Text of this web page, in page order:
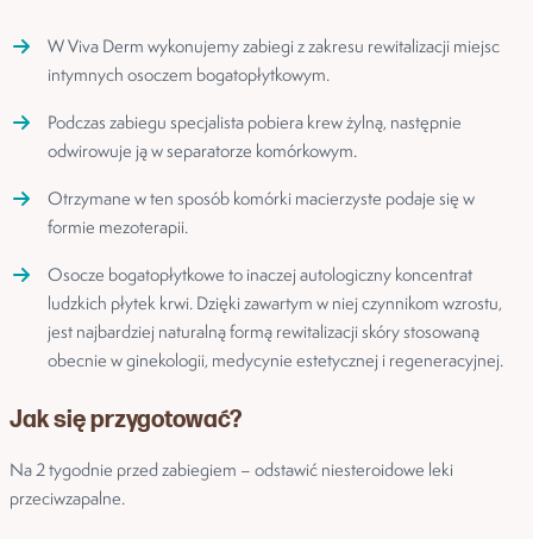
W Viva Derm wykonujemy zabiegi z zakresu rewitalizacji miejsc
intymnych osoczem bogatopłytkowym.
Podczas zabiegu specjalista pobiera krew żylną, następnie
odwirowuje ją w separatorze komórkowym.
Otrzymane w ten sposób komórki macierzyste podaje się w
formie mezoterapii.
Osocze bogatopłytkowe to inaczej autologiczny koncentrat
ludzkich płytek krwi. Dzięki zawartym w niej czynnikom wzrostu,
jest najbardziej naturalną formą rewitalizacji skóry stosowaną
obecnie w ginekologii, medycynie estetycznej i regeneracyjnej.
Jak się przygotować?
Na 2 tygodnie przed zabiegiem – odstawić niesteroidowe leki
przeciwzapalne.